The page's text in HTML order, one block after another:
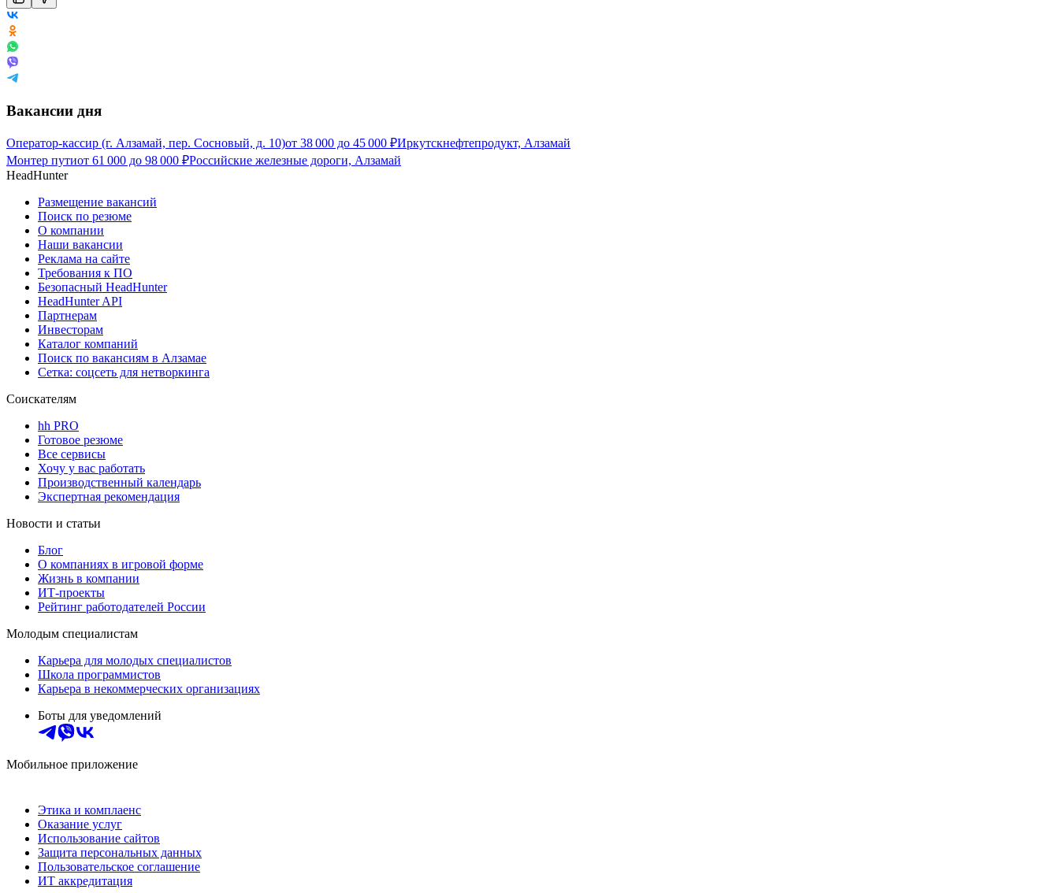
Вакансии дня
Оператор-кассир (г. Алзамай, пер. Сосновый, д. 10)от 38 000 до 45 000 ₽Иркутскнефтепродукт, Алзамай
Монтер путиот 61 000 до 98 000 ₽Российские железные дороги, Алзамай
HeadHunter
Размещение вакансий
Поиск по резюме
О компании
Наши вакансии
Реклама на сайте
Требования к ПО
Безопасный HeadHunter
HeadHunter API
Партнерам
Инвесторам
Каталог компаний
Поиск по вакансиям в Алзамае
Сетка: соцсеть для нетворкинга
Соискателям
hh PRO
Готовое резюме
Все сервисы
Хочу у вас работать
Производственный календарь
Экспертная рекомендация
Новости и статьи
Блог
О компаниях в игровой форме
Жизнь в компании
ИТ-проекты
Рейтинг работодателей России
Молодым специалистам
Карьера для молодых специалистов
Школа программистов
Карьера в некоммерческих организациях
Боты для уведомлений
Мобильное приложение
Этика и комплаенс
Оказание услуг
Использование сайтов
Защита персональных данных
Пользовательское соглашение
ИТ аккредитация